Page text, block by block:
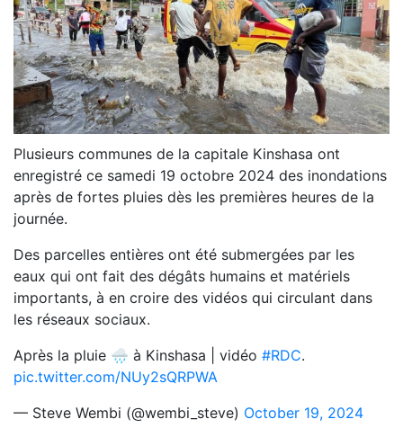
Plusieurs communes de la capitale Kinshasa ont
enregistré ce samedi 19 octobre 2024 des inondations
après de fortes pluies dès les premières heures de la
journée.
Des parcelles entières ont été submergées par les
eaux qui ont fait des dégâts humains et matériels
importants, à en croire des vidéos qui circulant dans
les réseaux sociaux.
Après la pluie 🌧️ à Kinshasa | vidéo #RDC.
pic.twitter.com/NUy2sQRPWA
— Steve Wembi (@wembi_steve) October 19, 2024